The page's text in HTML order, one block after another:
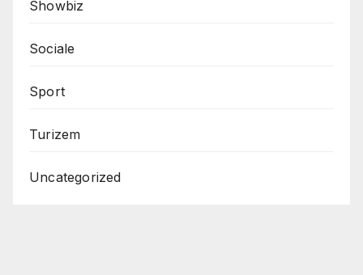
Showbiz
Sociale
Sport
Turizem
Uncategorized